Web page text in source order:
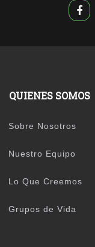
QUIENES SOMOS
Sobre Nosotros
Nuestro Equipo
Lo Que Creemos
Grupos de Vida